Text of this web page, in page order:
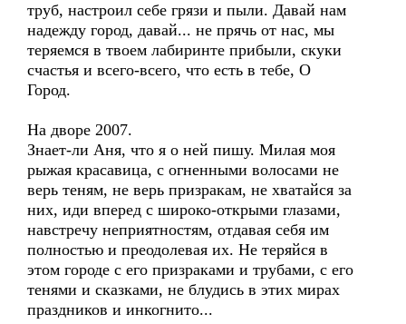
труб, настроил себе грязи и пыли. Давай нам
надежду город, давай... не прячь от нас, мы
теряемся в твоем лабиринте прибыли, скуки
счастья и всего-всего, что есть в тебе, О
Город.
На дворе 2007.
Знает-ли Аня, что я о ней пишу. Милая моя
рыжая красавица, с огненными волосами не
верь теням, не верь призракам, не хватайся за
них, иди вперед с широко-открыми глазами,
навстречу неприятностям, отдавая себя им
полностью и преодолевая их. Не теряйся в
этом городе с его призраками и трубами, с его
тенями и сказками, не блудись в этих мирах
праздников и инкогнито...